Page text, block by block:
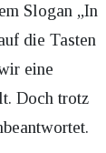
Slogan „In
die Tasten
eine
Doch trotz